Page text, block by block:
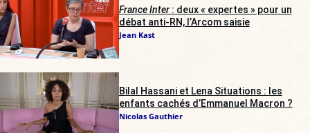
France Inter: deux « expertes » pour un
débat anti-RN, l’Arcom saisie
Jean Kast
Bilal Hassani et Lena Situations : les
enfants cachés d’Emmanuel Macron ?
Nicolas Gauthier